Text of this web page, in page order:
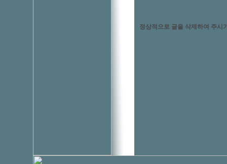
정상적으로 글을 삭제하여 주시